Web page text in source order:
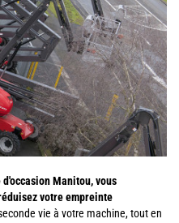
Manitou, vous
votre empreinte
vie à votre machine, tout en